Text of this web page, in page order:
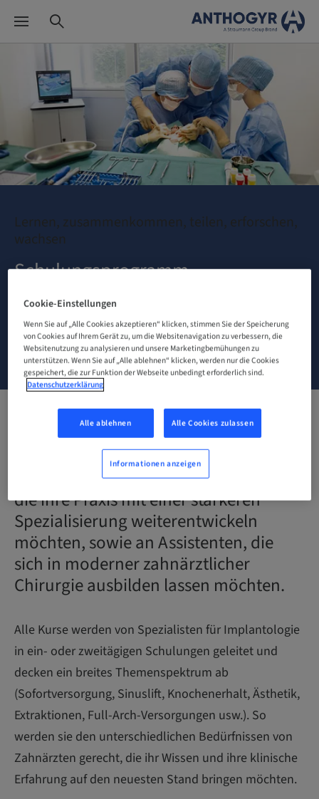
Lernen, zusammenkommen, teilen, erforschen,
wachsen
Schulungsprogramm
MEHR ERFAHREN
KONTAKT
Entdecken Sie unsere Schulungskurse
in Implantologie, die sich an alle
Zahnärzte richten,
die ihre Praxis mit einer stärkeren
Spezialisierung weiterentwickeln
möchten, sowie an Assistenten, die
sich in moderner zahnärztlicher
Chirurgie ausbilden lassen möchten.
Alle Kurse werden von Spezialisten für Implantologie
in ein- oder zweitägigen Schulungen geleitet und
decken ein breites Themenspektrum ab
(Sofortversorgung, Sinuslift, Knochenerhalt, Ästhetik,
Extraktionen, Full-Arch-Versorgungen usw.). So
werden sie den unterschiedlichen Bedürfnissen von
Zahnärzten gerecht, die ihr Wissen und ihre klinische
Erfahrung auf den neuesten Stand bringen möchten.
Cookie-Einstellungen
Wenn Sie auf „Alle Cookies akzeptieren“ klicken, stimmen Sie der Speicherung
von Cookies auf Ihrem Gerät zu, um die Websitenavigation zu verbessern, die
Websitenutzung zu analysieren und unsere Marketingbemühungen zu
unterstützen. Wenn Sie auf „Alle ablehnen“ klicken, werden nur die Cookies
gespeichert, die zur Funktion der Webseite unbedingt erforderlich sind.
Datenschutzerklärung
Alle ablehnen Alle Cookies zulassen
Informationen anzeigen